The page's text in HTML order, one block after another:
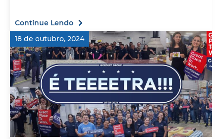
Continue Lendo
18 de outubro, 2024